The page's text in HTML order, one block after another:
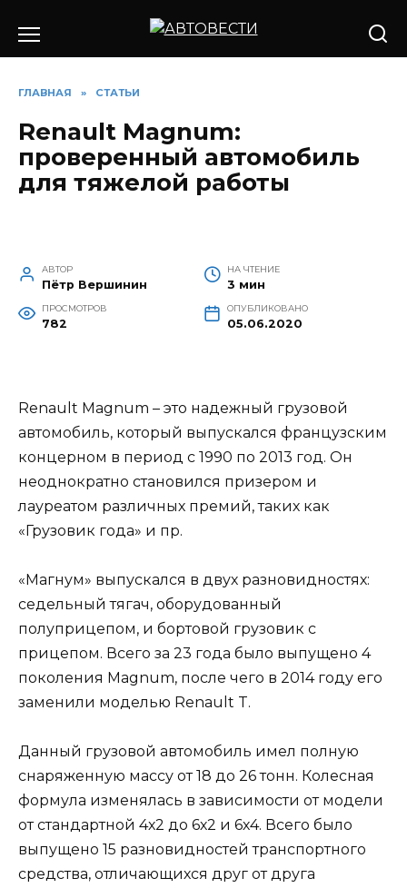
содержанию
ГЛАВНАЯ » СТАТЬИ
Renault Magnum:
проверенный автомобиль
для тяжелой работы
АВТОР
Пётр Вершинин
НА ЧТЕНИЕ
3 мин
ПРОСМОТРОВ
782
ОПУБЛИКОВАНО
05.06.2020
Renault Magnum – это надежный грузовой
автомобиль, который выпускался французским
концерном в период с 1990 по 2013 год. Он
неоднократно становился призером и
лауреатом различных премий, таких как
«Грузовик года» и пр.
«Магнум» выпускался в двух разновидностях:
седельный тягач, оборудованный
полуприцепом, и бортовой грузовик с
прицепом. Всего за 23 года было выпущено 4
поколения Magnum, после чего в 2014 году его
заменили моделью Renault T.
Данный грузовой автомобиль имел полную
снаряженную массу от 18 до 26 тонн. Колесная
формула изменялась в зависимости от модели
от стандартной 4х2 до 6х2 и 6х4. Всего было
выпущено 15 разновидностей транспортного
средства, отличающихся друг от друга